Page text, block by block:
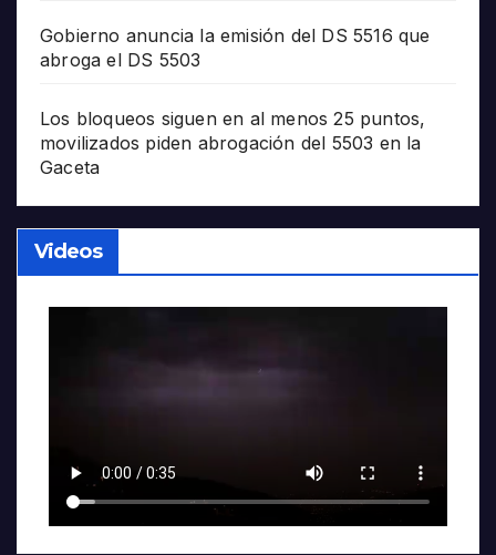
Gobierno anuncia la emisión del DS 5516 que
abroga el DS 5503
Los bloqueos siguen en al menos 25 puntos,
movilizados piden abrogación del 5503 en la
Gaceta
Videos